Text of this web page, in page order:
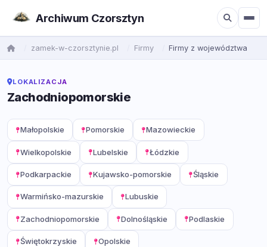
Archiwum Czorsztyn
zamek-w-czorsztynie.pl Firmy Firmy z województwa
LOKALIZACJA
Zachodniopomorskie
Małopolskie Pomorskie Mazowieckie
Wielkopolskie Lubelskie Łódzkie
Podkarpackie Kujawsko-pomorskie Śląskie
Warmińsko-mazurskie Lubuskie
Zachodniopomorskie Dolnośląskie Podlaskie
Świętokrzyskie Opolskie